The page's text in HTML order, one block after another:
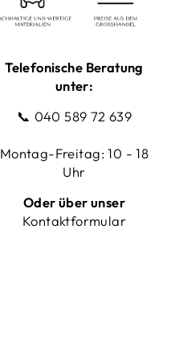
Telefonische Beratung
unter:
📞 040 589 72 639
Montag-Freitag: 10 - 18
Uhr
Oder über unser
Kontaktformular